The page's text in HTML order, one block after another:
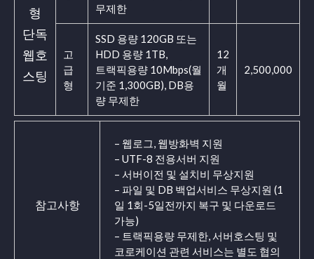
형
단독
웹호
스팅
무제한
고
급
형
SSD 용량 120GB 또는
HDD 용량 1TB,
트랙픽용량 10Mbps(월
기준 1,300GB), DB용
량 무제한
12
개
월
2,500,000
참고사항
– 웹로그, 웹방화벽 지원
– UTF-8 전용서버 지원
– 서버이전 및 설치비 무상지원
– 파일 및 DB 백업서비스 무상지원 (1
일 1회-5일전까지 복구 및 다운로드
가능)
– 트랙픽용량 무제한, 서버호스팅 및
코로케이션 관련 서비스는 별도 협의